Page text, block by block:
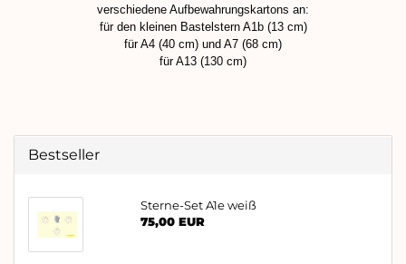
verschiedene Aufbewahrungskartons an:
für den kleinen Bastelstern A1b (13 cm)
für A4 (40 cm) und A7 (68 cm)
für A13 (130 cm)
Bestseller
Sterne-Set A1e weiß
75,00 EUR